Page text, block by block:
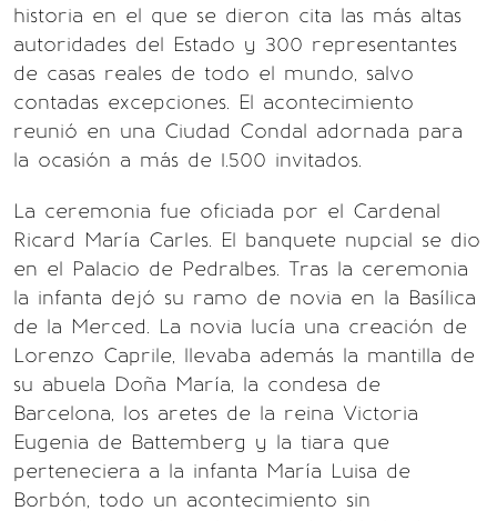
historia en el que se dieron cita las más altas
autoridades del Estado y 300 representantes
de casas reales de todo el mundo, salvo
contadas excepciones. El acontecimiento
reunió en una Ciudad Condal adornada para
la ocasión a más de 1.500 invitados.
La ceremonia fue oficiada por el Cardenal
Ricard María Carles. El banquete nupcial se dio
en el Palacio de Pedralbes. Tras la ceremonia
la infanta dejó su ramo de novia en la Basílica
de la Merced. La novia lucía una creación de
Lorenzo Caprile, llevaba además la mantilla de
su abuela Doña María, la condesa de
Barcelona, los aretes de la reina Victoria
Eugenia de Battemberg y la tiara que
perteneciera a la infanta María Luisa de
Borbón, todo un acontecimiento sin